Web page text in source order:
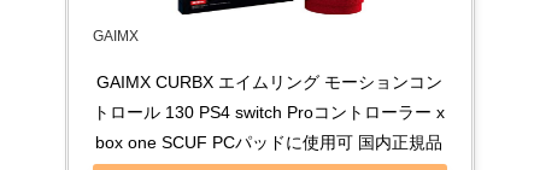
GAIMX
GAIMX CURBX エイムリング モーションコン
トロール 130 PS4 switch Proコントローラー x
box one SCUF PCパッドに使用可 国内正規品